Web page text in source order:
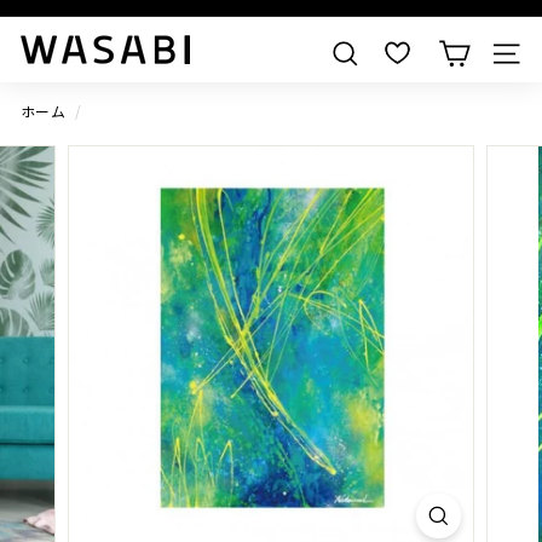
すべての作品を見る
W
S
A
B
I
検索
ホーム /